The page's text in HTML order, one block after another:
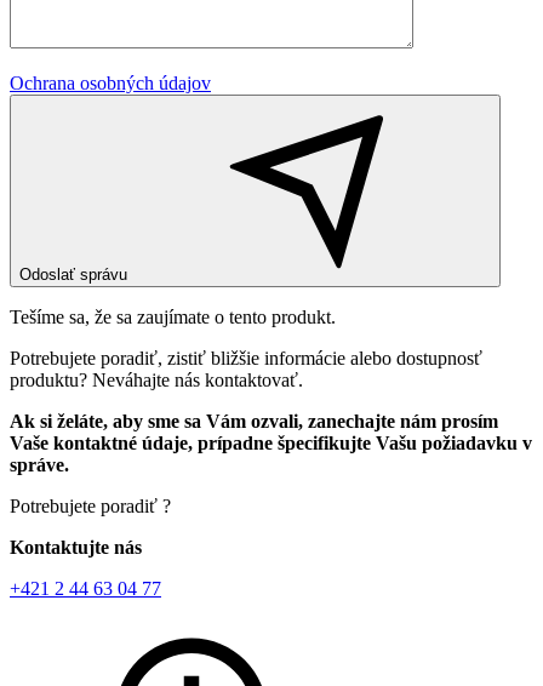
Ochrana osobných údajov
Odoslať správu
Tešíme sa, že sa zaujímate o tento produkt.
Potrebujete poradiť, zistiť bližšie informácie alebo dostupnosť
produktu? Neváhajte nás kontaktovať.
Ak si želáte, aby sme sa Vám ozvali, zanechajte nám prosím
Vaše kontaktné údaje, prípadne špecifikujte Vašu požiadavku v
správe.
Potrebujete poradiť ?
Kontaktujte nás
+421 2 44 63 04 77